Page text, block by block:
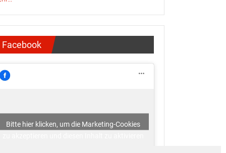
Facebook
Bitte hier klicken, um die Marketing-Cookies